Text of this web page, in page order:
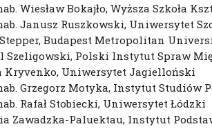
Wiesław Bokajło, Wyższa Szkoła
Janusz Ruszkowski, Uniwersytet
Budapest Metropolitan
Szeligowski, Polski Instytut Spraw
Kryvenko, Uniwersytet Jagielloński
Grzegorz Motyka, Instytut Studiów
Rafał Stobiecki, Uniwersytet Łódzki
Zawadzka-Paluektau, Instytut